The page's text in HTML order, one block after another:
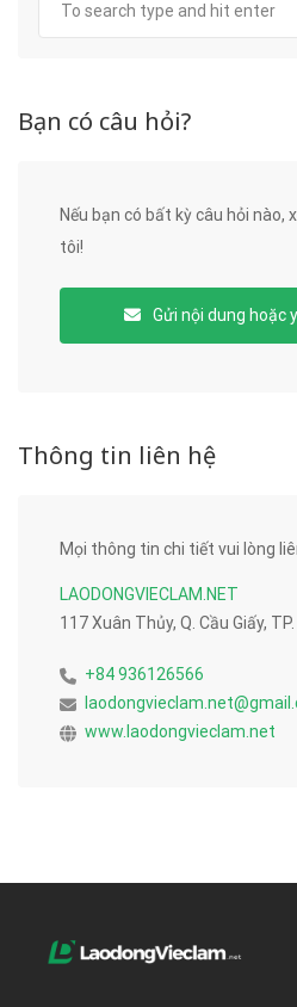
Bạn có câu hỏi?
Nếu bạn có bất kỳ câu hỏi nào,
tôi!
Gửi nội dung hoặc
Thông tin liên hệ
Mọi thông tin chi tiết vui lòng
LAODONGVIECLAM.NET
117 Xuân Thủy, Q. Cầu Giấy, TP.
+84 936126566
www.laodongvieclam.net